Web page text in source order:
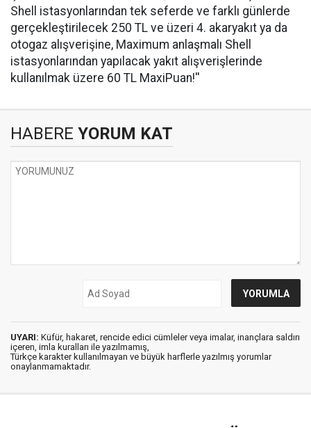
Shell istasyonlarından tek seferde ve farklı günlerde
gerçekleştirilecek 250 TL ve üzeri 4. akaryakıt ya da
otogaz alışverişine, Maximum anlaşmalı Shell
istasyonlarından yapılacak yakıt alışverişlerinde
kullanılmak üzere 60 TL MaxiPuan!''
HABERE YORUM KAT
UYARI: Küfür, hakaret, rencide edici cümleler veya imalar, inançlara saldırı
içeren, imla kuralları ile yazılmamış,
Türkçe karakter kullanılmayan ve büyük harflerle yazılmış yorumlar
onaylanmamaktadır.